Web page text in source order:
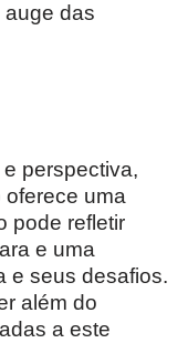
auge das
perspectiva,
uma
pode refletir
e uma
e seus desafios.
além do
a este